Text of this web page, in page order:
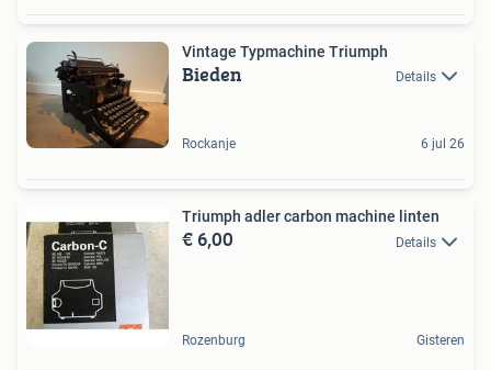
Vintage Typmachine Triumph
Bieden Details
Rockanje 6 jul 26
Triumph adler carbon machine linten
€ 6,00 Details
Rozenburg Gisteren